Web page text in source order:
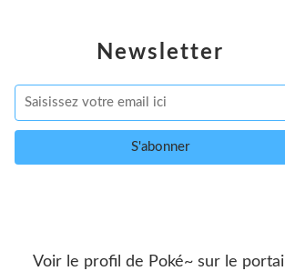
Newsletter
Voir le profil de Poké~ sur le portail